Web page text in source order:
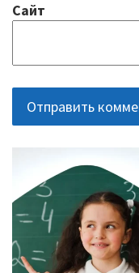
Управление
Каталог
В помощь
Справки по
План
Сайт
ОСНОВНАЯ
ПАНЕЛЬ